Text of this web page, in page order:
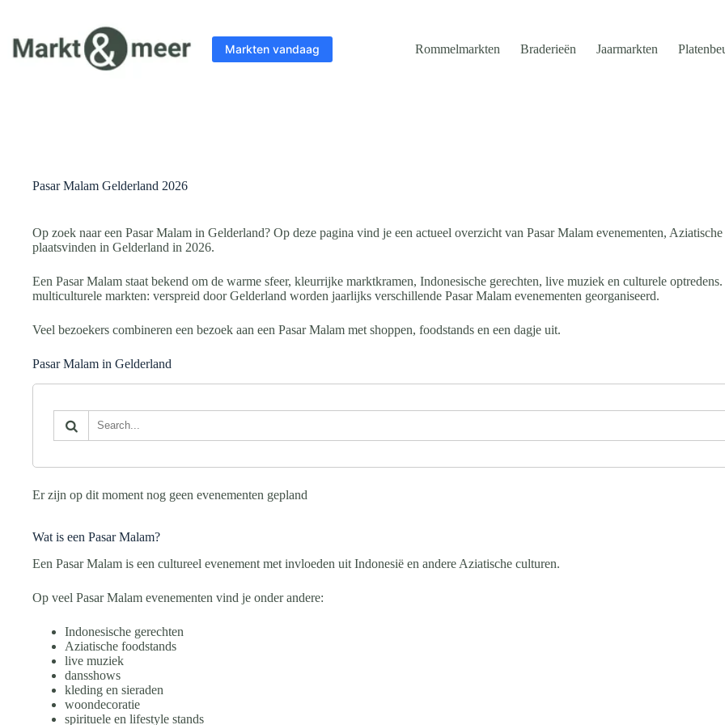
de
inhoud
Markten vandaag Rommelmarkten Braderieën Jaarmarkten
Pasar Malam Gelderland 2026
Op zoek naar een Pasar Malam in Gelderland? Op deze pagina vind je een actueel overzicht van Pasar Malam evenementen,
plaatsvinden in Gelderland in 2026.
Een Pasar Malam staat bekend om de warme sfeer, kleurrijke marktkramen, Indonesische gerechten, live muziek en culturele
multiculturele markten: verspreid door Gelderland worden jaarlijks verschillende Pasar Malam evenementen georganiseerd.
Veel bezoekers combineren een bezoek aan een Pasar Malam met shoppen, foodstands en een dagje uit.
Pasar Malam in Gelderland
Er zijn op dit moment nog geen evenementen gepland
Wat is een Pasar Malam?
Een Pasar Malam is een cultureel evenement met invloeden uit Indonesië en andere Aziatische culturen.
Op veel Pasar Malam evenementen vind je onder andere:
Indonesische gerechten
Aziatische foodstands
live muziek
dansshows
kleding en sieraden
woondecoratie
spirituele en lifestyle stands